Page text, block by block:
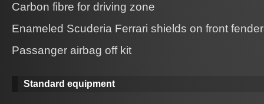
Carbon fibre for driving zone
Enameled Scuderia Ferrari shields on front
Passanger airbag off kit
Standard equipment